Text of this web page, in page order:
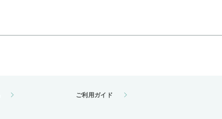
ご利用ガイド